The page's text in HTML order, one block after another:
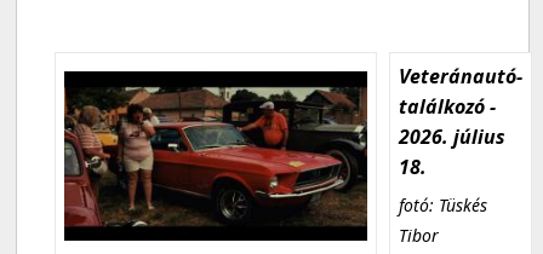
Veteránautó-
találkozó -
2026. július
18.
fotó: Tüskés
Tibor